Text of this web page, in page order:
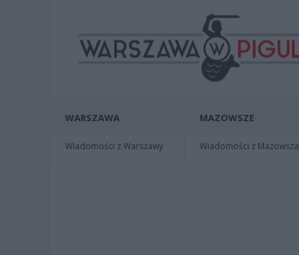
WARSZAWA
Wiadomości z Warszawy
MAZOWSZE
Wiadomości z Mazowsza